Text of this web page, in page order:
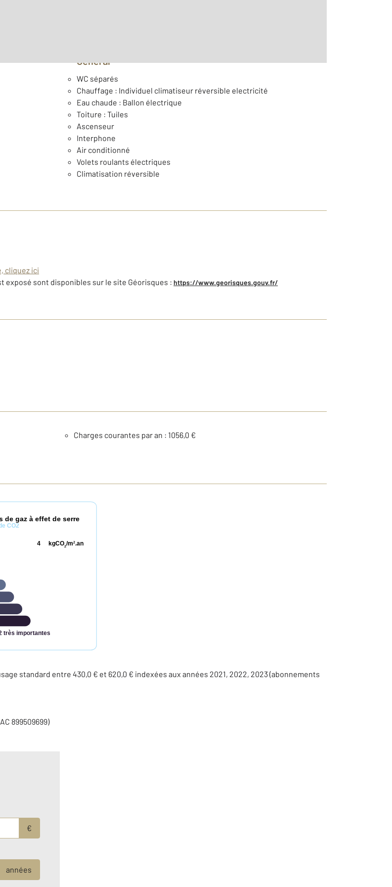
Général
WC séparés
Chauffage : Individuel climatiseur réversible electricité
Eau chaude : Ballon électrique
Toiture : Tuiles
Ascenseur
Interphone
Air conditionné
Volets roulants électriques
Climatisation réversible
cliquez ici
exposé sont disponibles sur le site Géorisques : https://www.georisques.gouv.fr/
Charges courantes par an : 1056,0 €
de gaz à effet de serre
CO2
très importantes
kgCO2/m2.an
4
standard entre 430,0 € et 620,0 € indexées aux années 2021, 2022, 2023 (abonnements
899509699)
€
années